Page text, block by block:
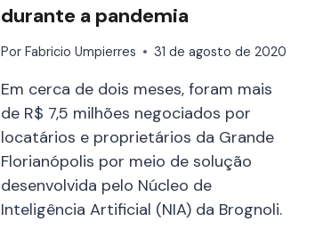
durante a pandemia
Por Fabricio Umpierres 31 de agosto de 2020
Em cerca de dois meses, foram mais
de R$ 7,5 milhões negociados por
locatários e proprietários da Grande
Florianópolis por meio de solução
desenvolvida pelo Núcleo de
Inteligência Artificial (NIA) da Brognoli.